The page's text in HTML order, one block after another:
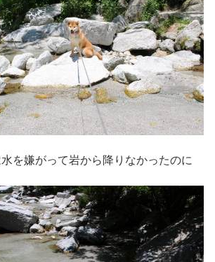
を嫌がって岩から降りなかったのに